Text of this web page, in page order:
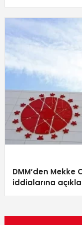
DMM’den
iddialarına